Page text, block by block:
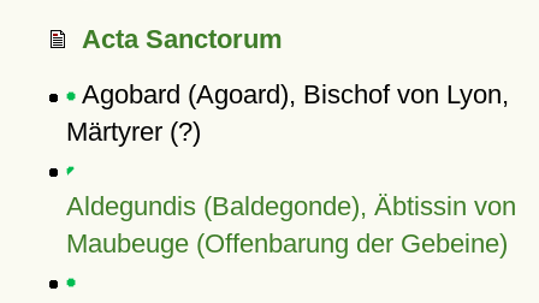
Acta Sanctorum
Agobard (Agoard), Bischof von Lyon,
Märtyrer (?)
Aldegundis (Baldegonde), Äbtissin von
Maubeuge (Offenbarung der Gebeine)